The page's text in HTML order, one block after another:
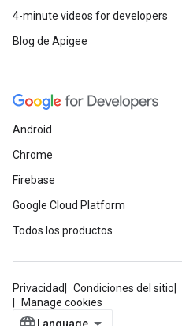
4-minute videos for developers
Blog de Apigee
Android
Chrome
Firebase
Google Cloud Platform
Todos los productos
Privacidad Condiciones del sitio
Manage cookies